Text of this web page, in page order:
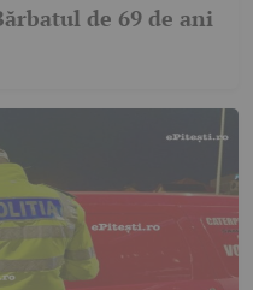
de 69 de ani